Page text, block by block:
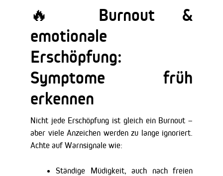
🔥 Burnout &
emotionale
Erschöpfung:
Symptome früh
erkennen
Nicht jede Erschöpfung ist gleich ein Burnout –
aber viele Anzeichen werden zu lange ignoriert.
Achte auf Warnsignale wie:
Ständige Müdigkeit, auch nach freien